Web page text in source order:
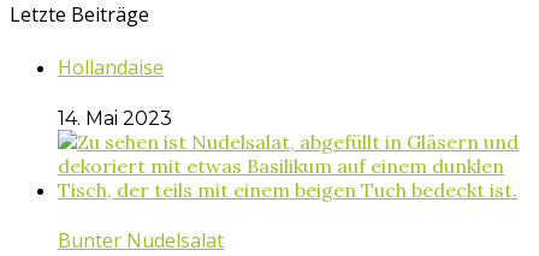
Letzte Beiträge
Hollandaise
14. Mai 2023
Bunter Nudelsalat